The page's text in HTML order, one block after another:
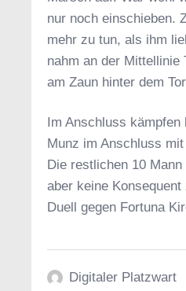
nur noch einschieben.
mehr zu tun, als ihm
nahm an der
am Zaun hinter dem
Im Anschluss
Munz im Anschluss
Die restlichen 10
aber keine
Duell gegen Fortuna
Digitaler Platzwart